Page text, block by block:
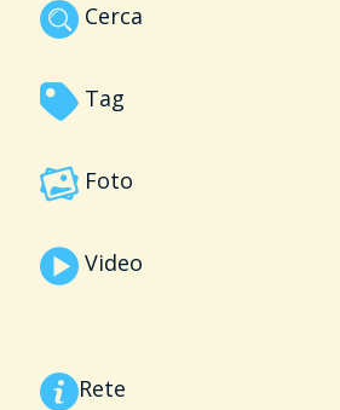
Cerca
Tag
Foto
Video
Rete